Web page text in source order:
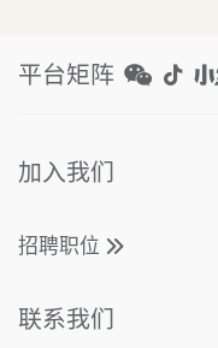
平台矩阵
加入我们
招聘职位
联系我们